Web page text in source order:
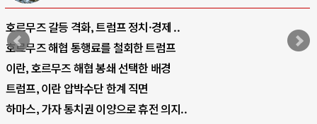
중국 AI, 저가 공세로 글로벌 토큰 시..
AI 국부펀드 구상 놓고 미국 진보진영 ..
AI 데이터센터 반대 투쟁은 새로운 글로..
AI의 숨은 환경 비용: 데이터센터 확산..
AI는 어떻게 미국 민주주의를 잠식하고 ..